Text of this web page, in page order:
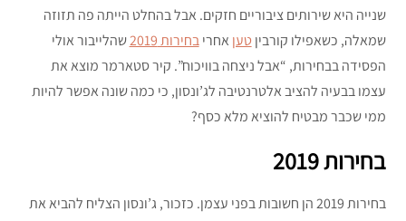
שנייה היא שירותים ציבוריים חזקים. אבל בהחלט הייתה פה תזוזה
שמאלה, כשאפילו קורביןטען אחריבחירות 2019
שהלייבור אולי
הפסידה בבחירות, “אבל ניצחה בוויכוח”. קיר סטארמר מוצא את
עצמו בבעיה להציב אלטרנטיבה לג’ונסון, כי כמה שונה אפשר להיות
ממי שכבר מבטיח להוציא מלא כסף?
בחירות 2019
בחירות 2019 הן חשובות בפני עצמן. כזכור, ג’ונסון הצליח להביא את